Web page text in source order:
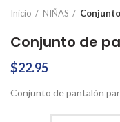
Inicio NIÑAS
Conjunto de
$22.95
Conjunto de pantalón